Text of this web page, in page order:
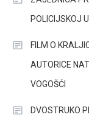
POLICIJSKOJ
FILM O
AUTORICE
VOGOŠĆI
DVOSTRUKO